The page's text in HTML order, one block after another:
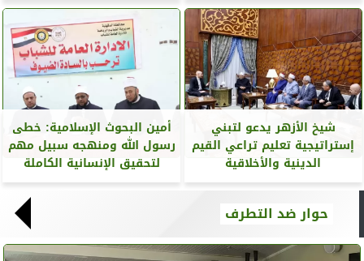
شيخ الأزهر يدعو لتبني
إستراتيجية تعليم تراعي القيم
الدينية والأخلاقية
أمين البحوث الإسلامية: خطى
رسول الله ومنهجه سبيل مهم
لتحقيق الإنسانية الكاملة
حوار ضد التطرف